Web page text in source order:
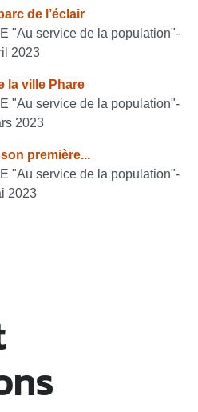
de l’éclair
"Au service de la population"-
2023
la ville Phare
"Au service de la population"-
2023
première...
"Au service de la population"-
2023